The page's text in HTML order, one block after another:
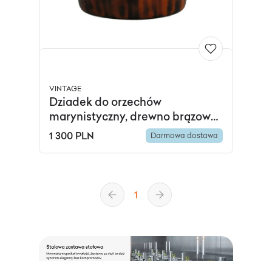
VINTAGE
Dziadek do orzechów
marynistyczny, drewno brązowy,
metal chromowany, Polska, lata
1 300 PLN Darmowa dostawa
1